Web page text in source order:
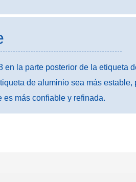
en la parte posterior de la etiqueta
de aluminio sea más estable,
es más confiable y refinada.